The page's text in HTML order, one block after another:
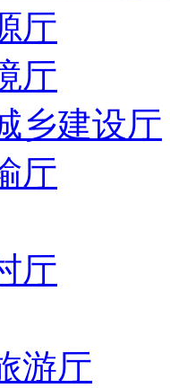
厅
厅
乡建设厅
厅
厅
游厅